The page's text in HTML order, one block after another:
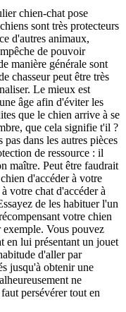
chien-chat pose
sont très protecteurs
d'autres animaux,
de pouvoir
manière générale sont
chasseur peut être très
Le mieux est
âge afin d'éviter les
que le chien arrive à se
que cela signifie t'il ?
dans les autres pièces
de ressource : il
maître. Peut être faudrait
d'accéder à votre
votre chat d'accéder à
de les habituer l'un
votre chien
exemple. Vous pouvez
en lui présentant un jouet
d'aller par
jusqu'à obtenir une
ne
persévérer tout en